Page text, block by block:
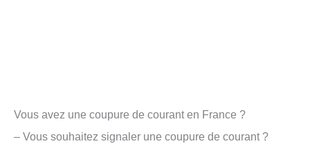
Vous avez une coupure de courant en France ?
– Vous souhaitez signaler une coupure de courant ?